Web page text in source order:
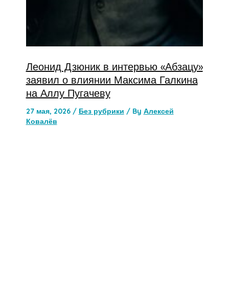
Леонид Дзюник в интервью «Абзацу»
заявил о влиянии Максима Галкина
на Аллу Пугачеву
27 мая, 2026 / Без рубрики / By Алексей
Ковалёв